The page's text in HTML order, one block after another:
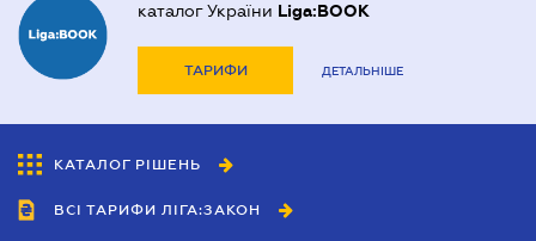
каталог України Liga:BOOK
ТАРИФИ ДЕТАЛЬНІШЕ
КАТАЛОГ РІШЕНЬ
ВСІ ТАРИФИ ЛІГА:ЗАКОН